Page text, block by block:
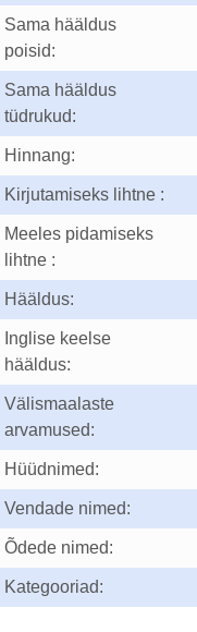
Sama hääldus
poisid:
Sama hääldus
tüdrukud:
Hinnang:
Kirjutamiseks lihtne :
Meeles pidamiseks
lihtne :
Hääldus:
Inglise keelse
hääldus:
Välismaalaste
arvamused:
Hüüdnimed:
Vendade nimed:
Õdede nimed:
Kategooriad: